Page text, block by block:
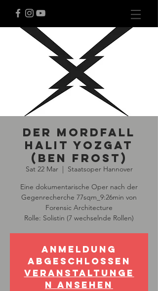
Der Mordfall
Halit Yozgat
(Ben Frost)
Sat 22 Mar
  |
Staatsoper Hannover
Eine dokumentarische Oper nach der
Gegenrecherche 77sqm_9:26min von
Forensic Architecture
Rolle: Solistin (7 wechselnde Rollen)
Anmeldung
abgeschlossen
Veranstaltunge
n ansehen